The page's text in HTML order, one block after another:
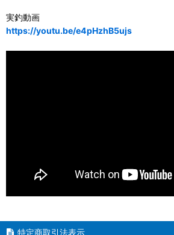
実釣動画
https://youtu.be/e4pHzhB5ujs
特定商取引法表示